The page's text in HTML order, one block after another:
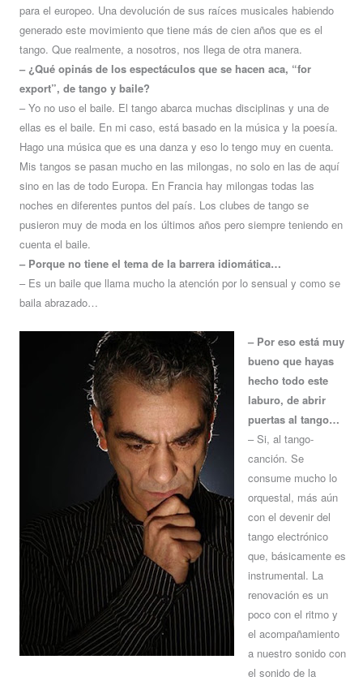
para el europeo. Una devolución de sus raíces musicales habiendo
generado este movimiento que tiene más de cien años que es el
tango. Que realmente, a nosotros, nos llega de otra manera.
– ¿Qué opinás de los espectáculos que se hacen aca, “for
export”, de tango y baile?
– Yo no uso el baile. El tango abarca muchas disciplinas y una de
ellas es el baile. En mi caso, está basado en la música y la poesía.
Hago una música que es una danza y eso lo tengo muy en cuenta.
Mis tangos se pasan mucho en las milongas, no solo en las de aquí
sino en las de todo Europa. En Francia hay milongas todas las
noches en diferentes puntos del país. Los clubes de tango se
pusieron muy de moda en los últimos años pero siempre teniendo en
cuenta el baile.
– Porque no tiene el tema de la barrera idiomática…
– Es un baile que llama mucho la atención por lo sensual y como se
baila abrazado…
– Por eso está muy
bueno que hayas
hecho todo este
laburo, de abrir
puertas al tango…
– Si, al tango-
canción. Se
consume mucho lo
orquestal, más aún
con el devenir del
tango electrónico
que, básicamente es
instrumental. La
renovación es un
poco con el ritmo y
el acompañamiento
a nuestro sonido con
el sonido de la